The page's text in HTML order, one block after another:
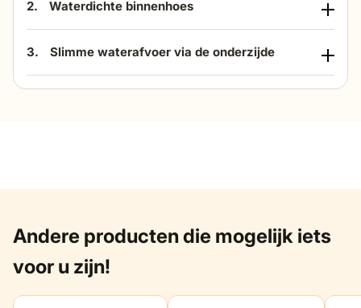
2. Waterdichte binnenhoes
3. Slimme waterafvoer via de onderzijde
Andere producten die mogelijk iets
voor u zijn!